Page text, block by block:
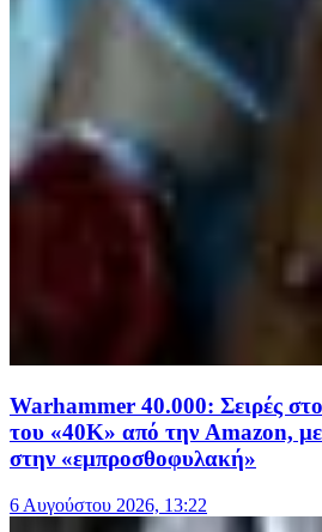
Warhammer 40.000: Σειρές
του «40Κ» από την Amazon,
στην «εμπροσθοφυλακή»
6 Αυγούστου 2026, 13:22